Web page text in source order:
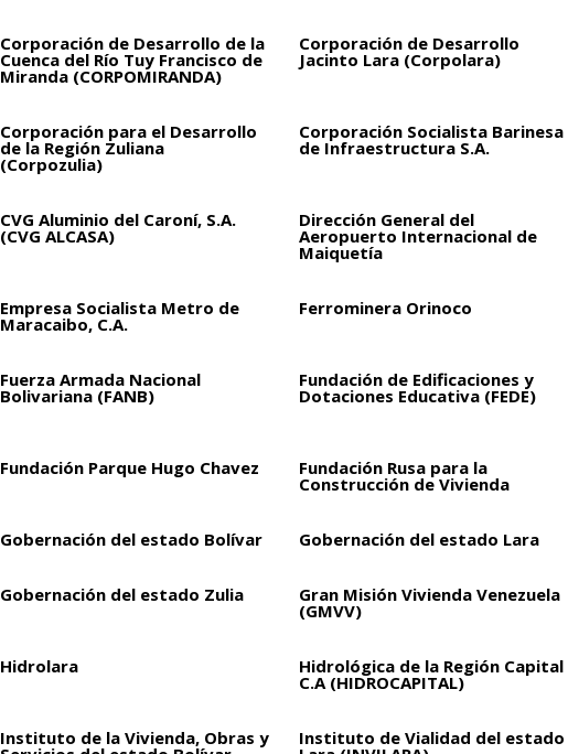
Corporación de Desarrollo de la
Cuenca del Río Tuy Francisco de
Miranda (CORPOMIRANDA)
Corporación de Desarrollo
Jacinto Lara (Corpolara)
Corporación para el Desarrollo
de la Región Zuliana
(Corpozulia)
Corporación Socialista Barinesa
de Infraestructura S.A.
CVG Aluminio del Caroní, S.A.
(CVG ALCASA)
Dirección General del
Aeropuerto Internacional de
Maiquetía
Empresa Socialista Metro de
Maracaibo, C.A.
Ferrominera Orinoco
Fuerza Armada Nacional
Bolivariana (FANB)
Fundación de Edificaciones y
Dotaciones Educativa (FEDE)
Fundación Parque Hugo Chavez Fundación Rusa para la
Construcción de Vivienda
Gobernación del estado Bolívar Gobernación del estado Lara
Gobernación del estado Zulia Gran Misión Vivienda Venezuela
(GMVV)
Hidrolara Hidrológica de la Región Capital
C.A (HIDROCAPITAL)
Instituto de la Vivienda, Obras y Instituto de Vialidad del estado